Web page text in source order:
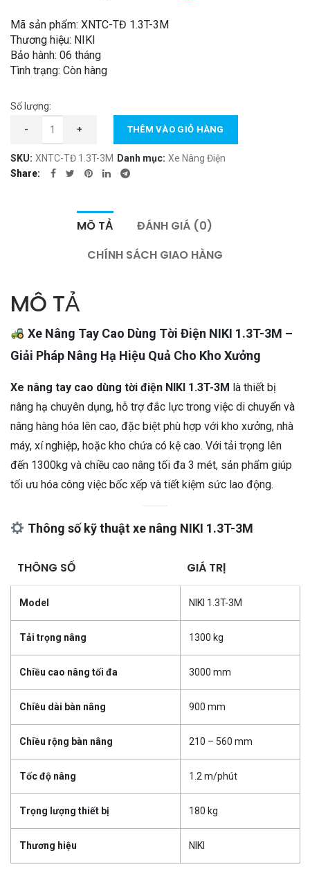
là:
Mã sản phẩm: XNTC-TĐ 1.3T-3M
Thương hiệu: NIKI
Bảo hành: 06 tháng
Tình trạng: Còn hàng
Số lượng:
Xe Nâng Tay Cao - Dùng Tời Điện 1.3T-3M số lượng
- + THÊM VÀO GIỎ HÀNG
SKU: XNTC-TĐ 1.3T-3M Danh mục: Xe Nâng Điện
Share
MÔ TẢ
ĐÁNH GIÁ (0)
CHÍNH SÁCH GIAO HÀNG
MÔ TẢ
Xe Nâng Tay Cao Dùng Tời Điện NIKI 1.3T-3M –
Giải Pháp Nâng Hạ Hiệu Quả Cho Kho Xưởng
Xe nâng tay cao dùng tời điện NIKI 1.3T-3M là thiết bị
nâng hạ chuyên dụng, hỗ trợ đắc lực trong việc di chuyển và
nâng hàng hóa lên cao, đặc biệt phù hợp với kho xưởng, nhà
máy, xí nghiệp, hoặc kho chứa có kệ cao. Với tải trọng lên
đến 1300kg và chiều cao nâng tối đa 3 mét, sản phẩm giúp
tối ưu hóa công việc bốc xếp và tiết kiệm sức lao động.
Thông số kỹ thuật xe nâng NIKI 1.3T-3M
THÔNG SỐ GIÁ TRỊ
Model NIKI 1.3T-3M
Tải trọng nâng 1300 kg
Chiều cao nâng tối đa 3000 mm
Chiều dài bàn nâng 900 mm
Chiều rộng bàn nâng 210 – 560 mm
Tốc độ nâng 1.2 m/phút
Trọng lượng thiết bị 180 kg
Thương hiệu NIKI